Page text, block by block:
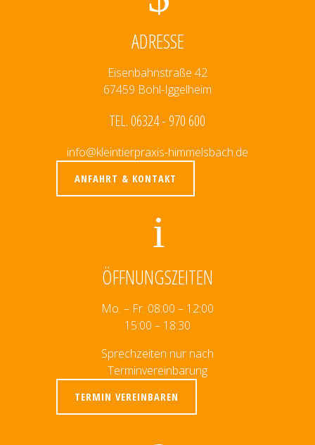
ADRESSE
Eisenbahnstraße 42
67459 Böhl-Iggelheim
TEL. 06324 - 970 600
info@kleintierpraxis-himmelsbach.de
ANFAHRT & KONTAKT
ÖFFNUNGSZEITEN
Mo. – Fr. 08:00 – 12:00
15:00 – 18:30
Sprechzeiten nur nach
Terminvereinbarung
TERMIN VEREINBAREN